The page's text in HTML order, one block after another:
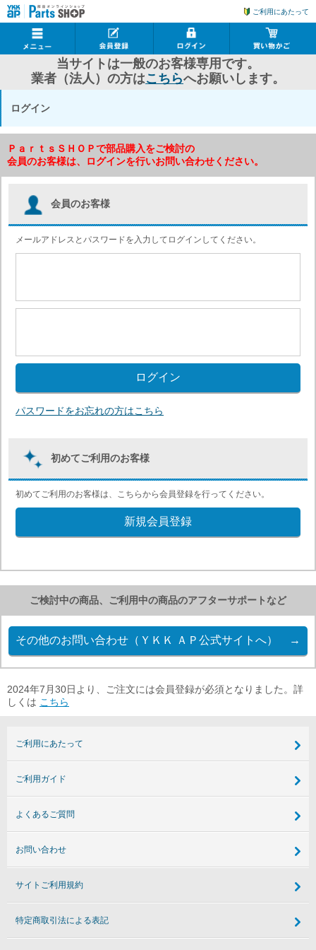
ご利用にあたって
当サイトは一般のお客様専用です。
業者（法人）の方はこちらへお願いします。
ログイン
ＰａｒｔｓＳＨＯＰで部品購入をご検討の
会員のお客様は、ログインを行いお問い合わせください。
会員のお客様
メールアドレスとパスワードを入力してログインしてください。
パスワードをお忘れの方はこちら
初めてご利用のお客様
初めてご利用のお客様は、こちらから会員登録を行ってください。
ご検討中の商品、ご利用中の商品のアフターサポートなど
2024年7月30日より、ご注文には会員登録が必須となりました。詳
しくは こちら
ご利用にあたって
ご利用ガイド
よくあるご質問
お問い合わせ
サイトご利用規約
特定商取引法による表記